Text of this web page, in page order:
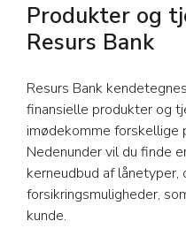
Produkter og
Resurs Bank
Resurs Bank
finansielle produkter og
imødekomme forskellige
Nedenunder vil du finde
kerneudbud af
forsikringsmuligheder,
kunde.